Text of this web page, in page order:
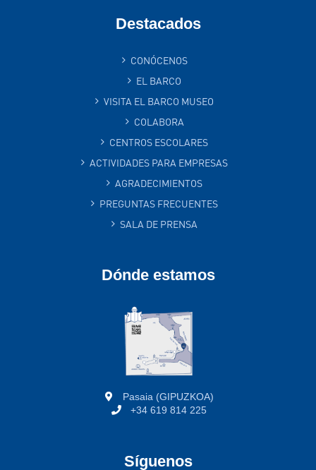
Destacados
CONÓCENOS
EL BARCO
VISITA EL BARCO MUSEO
COLABORA
CENTROS ESCOLARES
ACTIVIDADES PARA EMPRESAS
AGRADECIMIENTOS
PREGUNTAS FRECUENTES
SALA DE PRENSA
Dónde estamos
Pasaia (GIPUZKOA)
+34 619 814 225
Síguenos